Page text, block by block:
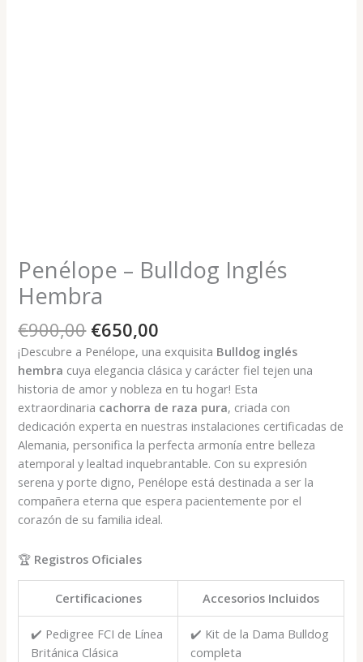
Penélope – Bulldog Inglés
Hembra
€900,00 El
precio
original
era:
€900,00.
€650,00
precio
actual
es:
€650,00.
¡Descubre a Penélope, una exquisita Bulldog inglés
hembra cuya elegancia clásica y carácter fiel tejen una
historia de amor y nobleza en tu hogar! Esta
extraordinaria cachorra de raza pura, criada con
dedicación experta en nuestras instalaciones certificadas de
Alemania, personifica la perfecta armonía entre belleza
atemporal y lealtad inquebrantable. Con su expresión
serena y porte digno, Penélope está destinada a ser la
compañera eterna que espera pacientemente por el
corazón de su familia ideal.
🏆 Registros Oficiales
Certificaciones Accesorios Incluidos
✔️ Pedigree FCI de Línea
Británica Clásica
✔️ Kit de la Dama Bulldog
completa